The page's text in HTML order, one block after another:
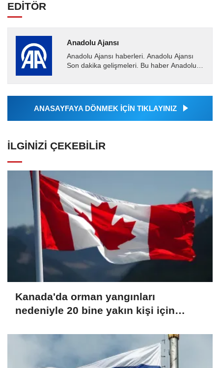
EDİTÖR
Anadolu Ajansı
Anadolu Ajansı haberleri. Anadolu Ajansı
Son dakika gelişmeleri. Bu haber Anadolu
Ajansı tarafından...
ANASAYFAYA DÖNMEK İÇİN TIKLAYINIZ
İLGINIZI ÇEKEBILIR
Kanada'da orman yangınları
nedeniyle 20 bine yakın kişi için